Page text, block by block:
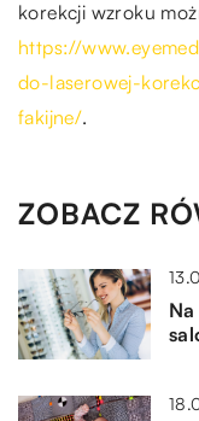
korekcji wzroku
https://
do-laserowej-
fakijne/.
ZOBACZ